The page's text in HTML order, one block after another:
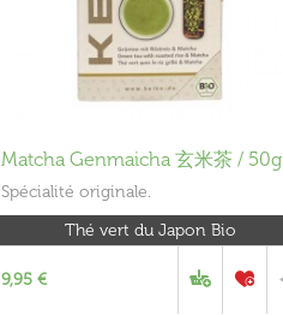
Matcha Genmaicha 玄米茶 / 50g
Spécialité originale.
Thé vert du Japon Bio
9,95 €